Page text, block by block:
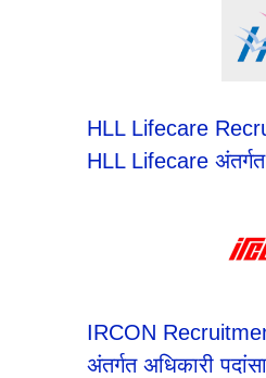
HLL Lifecare
HLL Lifecare अंतर्गत
IRCON
अंतर्गत अधिकारी